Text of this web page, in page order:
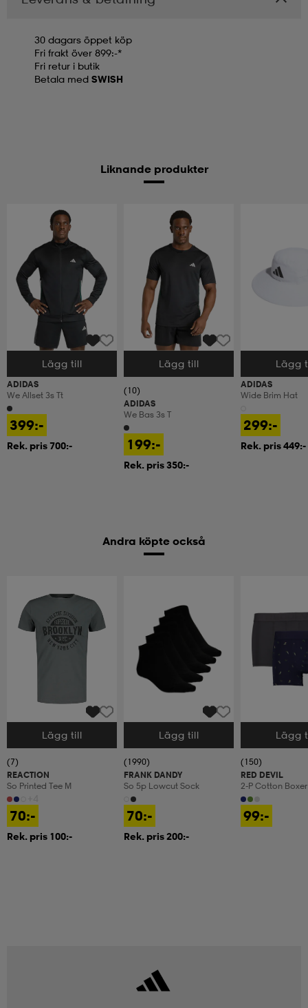
30 dagars öppet köp
Fri frakt över 899:-*
Fri retur i butik
Betala med SWISH
Liknande produkter
Välj storlek
Lägg till
ADIDAS
We Allset 3s Tt
399:-
Rek. pris 700:-
Välj storlek
Lägg till
(10)
ADIDAS
We Bas 3s T
199:-
Rek. pris 350:-
Välj storlek
Lägg
ADIDAS
Wide Brim Hat
299:-
Rek. pris 449:-
Andra köpte också
Välj storlek
Lägg till
(7)
REACTION
So Printed Tee M
70:-
Rek. pris 100:-
Välj storlek
Lägg till
(1990)
FRANK DANDY
So 5p Lowcut Sock
70:-
Rek. pris 200:-
Välj storlek
Lägg
(150)
RED DEVIL
2-P Cotton
99:-